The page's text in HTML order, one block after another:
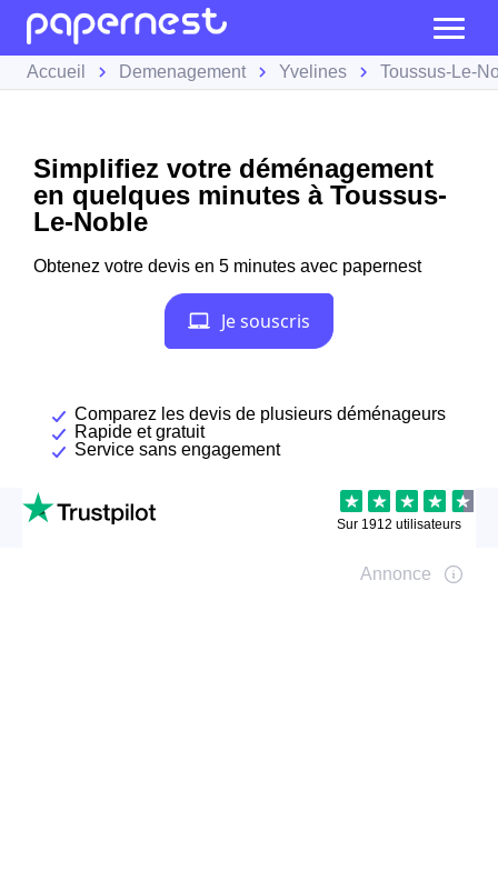
Accueil Demenagement Yvelines Toussus-Le-